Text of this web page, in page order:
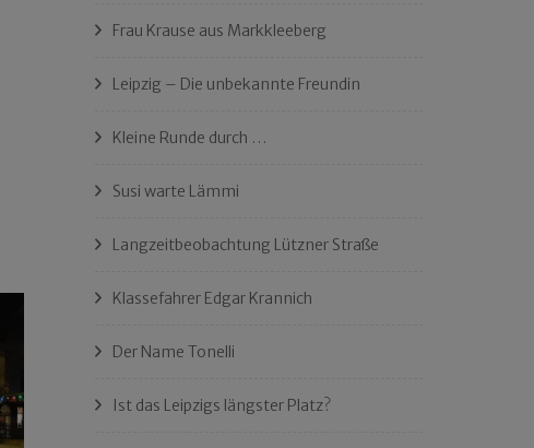
Frau Krause aus Markkleeberg
Leipzig – Die unbekannte Freundin
Kleine Runde durch …
Susi warte Lämmi
Langzeitbeobachtung Lützner Straße
Klassefahrer Edgar Krannich
Der Name Tonelli
Ist das Leipzigs längster Platz?